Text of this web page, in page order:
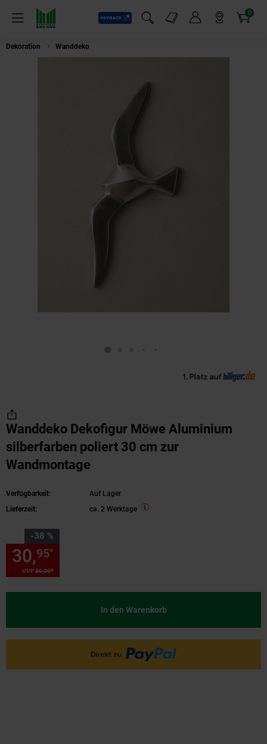
Menü
Payback
Suchfeld einblenden
Markt-Angebote 0
Artikel
Dekoration Wanddeko
Wanddeko Dekofigur Möwe Aluminium
silberfarben poliert 30 cm zur
Wandmontage
Verfügbarkeit:
Auf Lager
Lieferzeit:
ca. 2 Werktage
-38 %
Sie Sparen 38 Prozent,
UVP50,00*
30,95*
In den Warenkorb